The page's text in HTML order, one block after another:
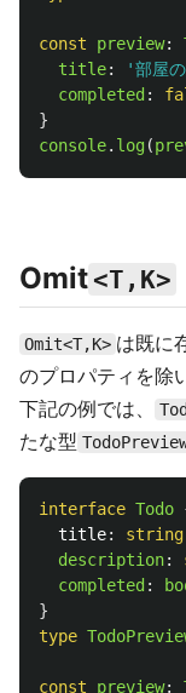
const preview:
title: '部屋
completed :
}
console. log(
Omit <T,K>
Omit<T,K> は既に
のプロパティを除
下記の例では、
たな型
interface Todo
title:
string
description:
completed :
}
type
const preview: